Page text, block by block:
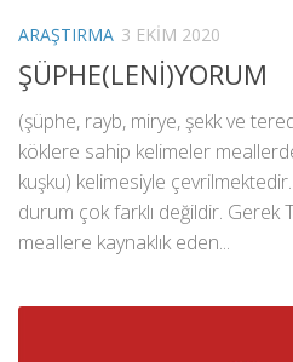
ARAŞTIRMA 3 EKIM 2020
ŞÜPHE(LENİ)YORUM
(şüphe, rayb, mirye, şekk ve
köklere sahip kelimeler
kuşku) kelimesiyle
durum çok farklı değildir. Gerek
meallere kaynaklık eden...